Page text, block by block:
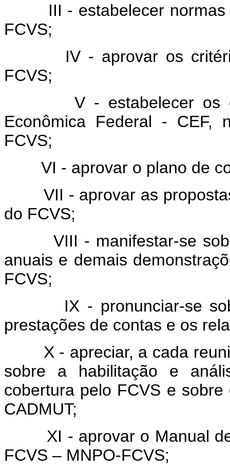
III - estabelecer normas e
FCVS;
IV - aprovar os critérios
FCVS;
V - estabelecer os
Econômica Federal - CEF,
FCVS;
VI - aprovar o plano de
VII - aprovar as propostas
do FCVS;
VIII - manifestar-se sobre
anuais e demais
FCVS;
IX - pronunciar-se
prestações de contas e os
X - apreciar, a cada
sobre a habilitação e
cobertura pelo FCVS e
CADMUT;
XI - aprovar o Manual de
FCVS – MNPO-FCVS;